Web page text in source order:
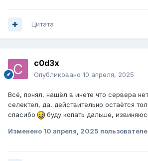
Цитата
c0d3x
Опубликовано 10 апреля, 2025
Всё, понял, нашёл в инете что сервера
селектел, да, действительно остаётся
спасибо
буду копать дальше,
Изменено 10 апреля, 2025